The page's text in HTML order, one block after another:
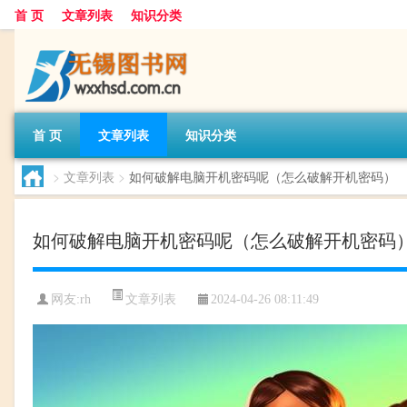
首 页 文章列表 知识分类
首 页 文章列表 知识分类
> 文章列表 > 如何破解电脑开机密码呢（怎么破解开机密码）
如何破解电脑开机密码呢（怎么破解开机密码
网友:rh 文章列表 2024-04-26 08:11:49